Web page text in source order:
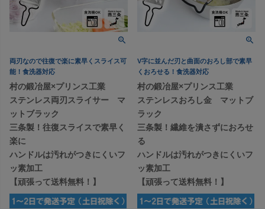
両刃なので往復で楽に素早くスライス可
能！食洗器対応
村の鍛冶屋×プリンス工業
ステンレス両刃スライサー マ
ットブラック
三条製！往復スライスで素早く
楽に
ハンドルは汚れがつきにくいフ
ッ素加工
【頑張って送料無料！】
V字に並んだ刃と曲面のおろし部で素早
くおろせる！食洗器対応
村の鍛冶屋×プリンス工業
ステンレスおろし金 マットブ
ラック
三条製！繊維を潰さずにおろせ
る
ハンドルは汚れがつきにくいフ
ッ素加工
【頑張って送料無料！】